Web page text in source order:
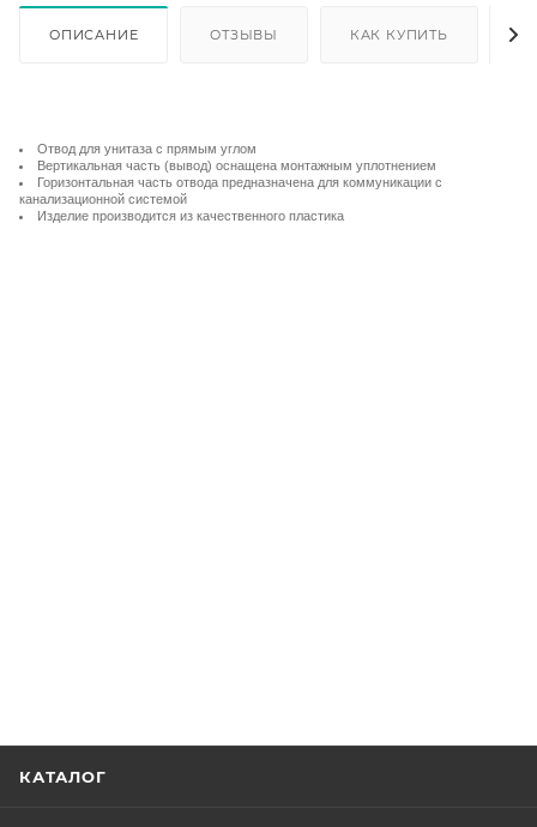
ОПИСАНИЕ ОТЗЫВЫ КАК КУПИТЬ
Отвод для унитаза с прямым углом
Вертикальная часть (вывод) оснащена монтажным уплотнением
Горизонтальная часть отвода предназначена для коммуникации с
канализационной системой
Изделие производится из качественного пластика
КАТАЛОГ